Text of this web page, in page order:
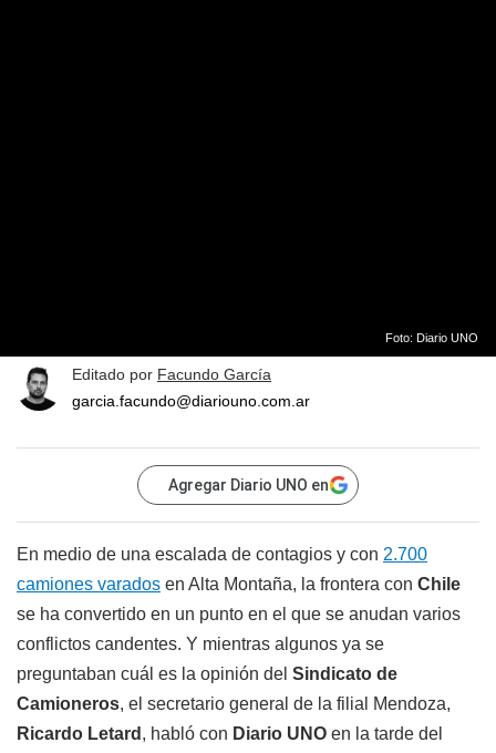
Foto: Diario UNO
Editado por Facundo García
garcia.facundo@diariouno.com.ar
Agregar Diario UNO en
En medio de una escalada de contagios y con 2.700
camiones varados en Alta Montaña, la frontera con Chile
se ha convertido en un punto en el que se anudan varios
conflictos candentes. Y mientras algunos ya se
preguntaban cuál es la opinión del Sindicato de
Camioneros, el secretario general de la filial Mendoza,
Ricardo Letard , habló con Diario UNO en la tarde del